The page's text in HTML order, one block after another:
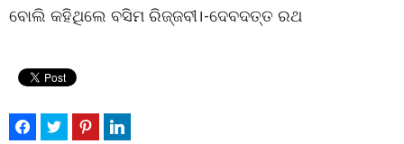
ବୋଲି କହିଥିଲେ ବସିମ ରିଜ୍ଜବୀ।-ଦେବଦତ୍ତ ରଥ